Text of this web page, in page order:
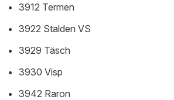
3912 Termen
3922 Stalden VS
3929 Täsch
3930 Visp
3942 Raron